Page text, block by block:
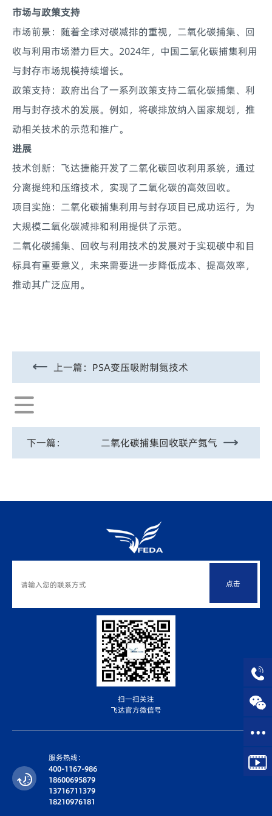
市场与政策支持
市场前景：随着全球对碳减排的重视，二氧化碳捕集、回
收与利用市场潜力巨大。2024年，中国二氧化碳捕集利用
与封存市场规模持续增长。
政策支持：政府出台了一系列政策支持二氧化碳捕集、利
用与封存技术的发展。例如，将碳排放纳入国家规划，推
动相关技术的示范和推广。
进展
技术创新：飞达捷能开发了二氧化碳回收利用系统，通过
分离提纯和压缩技术，实现了二氧化碳的高效回收。
项目实施：二氧化碳捕集利用与封存项目已成功运行，为
大规模二氧化碳减排和利用提供了示范。
二氧化碳捕集、回收与利用技术的发展对于实现碳中和目
标具有重要意义，未来需要进一步降低成本、提高效率，
推动其广泛应用。
上一篇： PSA变压吸附制氮技术
下一篇： 二氧化碳捕集回收联产氮气
点击
扫一扫关注
飞达官方微信号
服务热线：
400-1167-986
18600695879
13716711379
18210976181